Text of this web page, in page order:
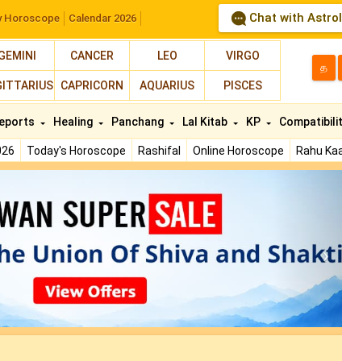
Horoscope Calendar 2026 Chat with
CANCER LEO VIRGO
CAPRICORN AQUARIUS PISCES
த
Today's Horoscope Rashifal Online Horoscope Rahu
Healing Panchang Lal Kitab KP